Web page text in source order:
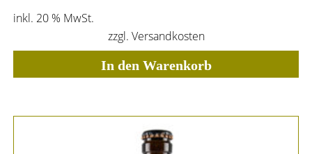
inkl. 20 % MwSt.
zzgl. Versandkosten
In den Warenkorb